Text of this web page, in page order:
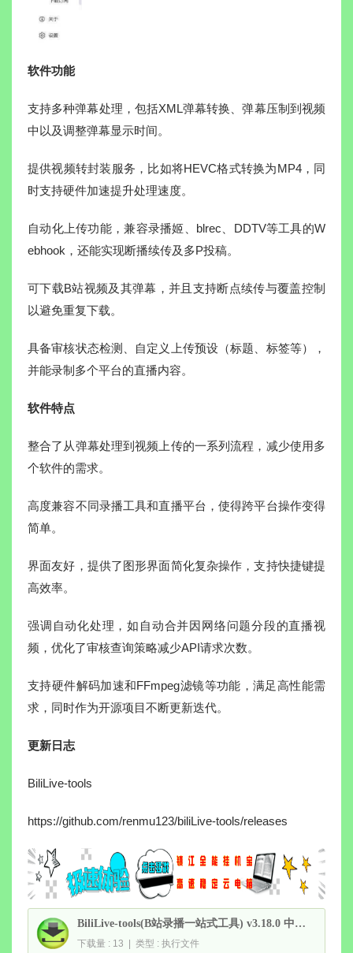
软件功能
支持多种弹幕处理，包括XML弹幕转换、弹幕压制到视频
中以及调整弹幕显示时间。
提供视频转封装服务，比如将HEVC格式转换为MP4，同
时支持硬件加速提升处理速度。
自动化上传功能，兼容录播姬、blrec、DDTV等工具的W
ebhook，还能实现断播续传及多P投稿。
可下载B站视频及其弹幕，并且支持断点续传与覆盖控制
以避免重复下载。
具备审核状态检测、自定义上传预设（标题、标签等），
并能录制多个平台的直播内容。
软件特点
整合了从弹幕处理到视频上传的一系列流程，减少使用多
个软件的需求。
高度兼容不同录播工具和直播平台，使得跨平台操作变得
简单。
界面友好，提供了图形界面简化复杂操作，支持快捷键提
高效率。
强调自动化处理，如自动合并因网络问题分段的直播视
频，优化了审核查询策略减少API请求次数。
支持硬件解码加速和FFmpeg滤镜等功能，满足高性能需
求，同时作为开源项目不断更新迭代。
更新日志
BiliLive-tools
https://github.com/renmu123/biliLive-tools/releases
BiliLive-tools(B站录播一站式工具) v3.18.0 中文绿色版
下载量 : 13 | 类型 : 执行文件